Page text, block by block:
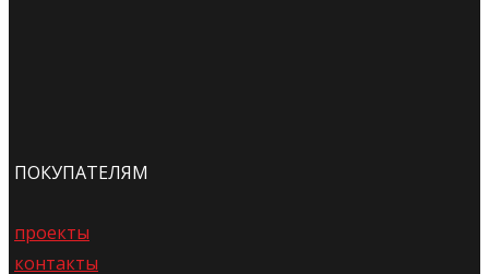
ПОКУПАТЕЛЯМ
проекты
контакты